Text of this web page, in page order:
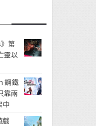
第
靈以
鋼鐵
靠兩
中
戲